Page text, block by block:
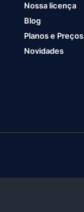
Nossa licença
Blog
Planos e Preços
Novidades